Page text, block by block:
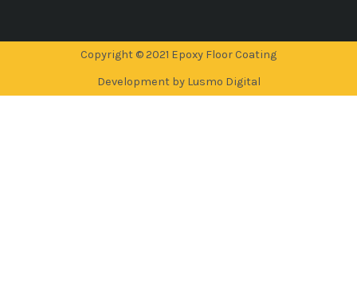
Copyright © 2021 Epoxy Floor Coating
Development by Lusmo Digital